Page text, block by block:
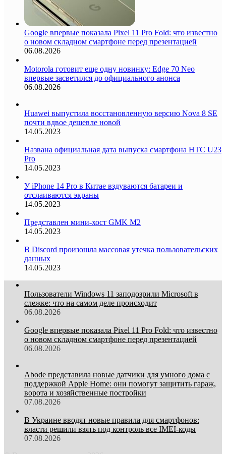
Google впервые показала Pixel 11 Pro Fold: что известно
о новом складном смартфоне перед презентацией
06.08.2026
Motorola готовит еще одну новинку: Edge 70 Neo
впервые засветился до официального анонса
06.08.2026
Huawei выпустила восстановленную версию Nova 8 SE
почти вдвое дешевле новой
14.05.2023
Названа официальная дата выпуска смартфона HTC U23
Pro
14.05.2023
У iPhone 14 Pro в Китае вздуваются батареи и
отслаиваются экраны
14.05.2023
Представлен мини-хост GMK M2
14.05.2023
В Discord произошла массовая утечка пользовательских
данных
14.05.2023
Пользователи Windows 11 заподозрили Microsoft в
слежке: что на самом деле происходит
06.08.2026
Google впервые показала Pixel 11 Pro Fold: что известно
о новом складном смартфоне перед презентацией
06.08.2026
Abode представила новые датчики для умного дома с
поддержкой Apple Home: они помогут защитить гараж,
ворота и хозяйственные постройки
07.08.2026
В Украине вводят новые правила для смартфонов:
власти решили взять под контроль все IMEI-коды
07.08.2026